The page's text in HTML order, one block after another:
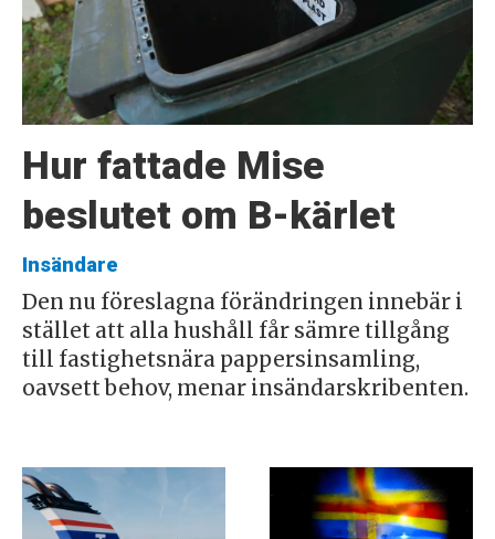
Hur fattade Mise
beslutet om B-kärlet
Insändare
Den nu föreslagna förändringen innebär i
stället att alla hushåll får sämre tillgång
till fastighetsnära pappersinsamling,
oavsett behov, menar insändarskribenten.